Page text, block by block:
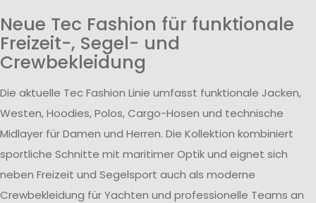
Neue Tec Fashion für funktionale
Freizeit-, Segel- und
Crewbekleidung
Die aktuelle Tec Fashion Linie umfasst funktionale Jacken,
Westen, Hoodies, Polos, Cargo-Hosen und technische
Midlayer für Damen und Herren. Die Kollektion kombiniert
sportliche Schnitte mit maritimer Optik und eignet sich
neben Freizeit und Segelsport auch als moderne
Crewbekleidung für Yachten und professionelle Teams an